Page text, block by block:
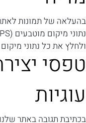
בהעלאה של תמונות
ולחלץ את כל נתוני
טפסי
עוגיות
בכתיבת תגובה באתר